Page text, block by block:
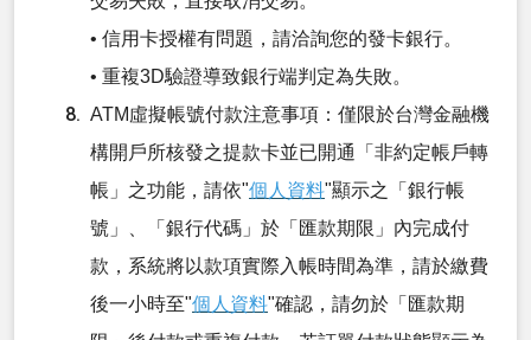
• 信用卡授權有問題，請洽詢您的發卡銀行。
• 重複3D驗證導致銀行端判定為失敗。
ATM虛擬帳號付款注意事項：僅限於台灣金融機
構開戶所核發之提款卡並已開通「非約定帳戶轉
帳」之功能，請依"個人資料"顯示之「銀行帳
號」、「銀行代碼」於「匯款期限」內完成付
款，系統將以款項實際入帳時間為準，請於繳費
後一小時至"個人資料"確認，請勿於「匯款期